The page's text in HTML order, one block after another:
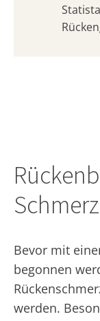
Bevor mit
begonnen
werden.